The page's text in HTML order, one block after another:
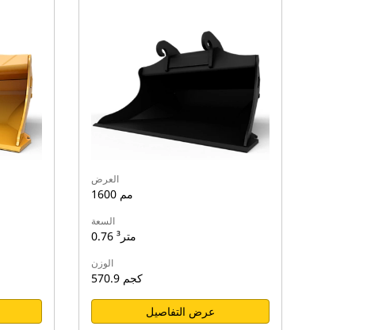
العرض
1600 مم
السعة
0.76 متر³
الوزن
570.9 كجم
عرض التفاصيل